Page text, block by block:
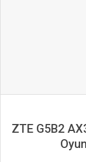
ZTE G5B2